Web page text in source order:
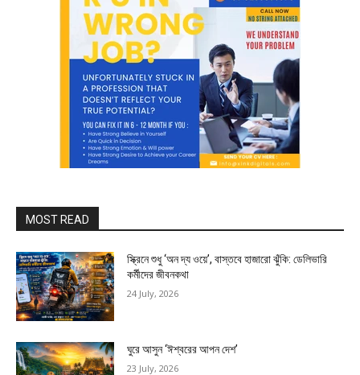
MOST READ
স্ক্রিনে শুধু ‘অন দ্য ওয়ে’, বাস্তবে হাজারো ঝুঁকি: ডেলিভারি
কর্মীদের জীবনকথা
24 July, 2026
ঘুরে আসুন ‘ঈশ্বরের আপন দেশ’
23 July, 2026